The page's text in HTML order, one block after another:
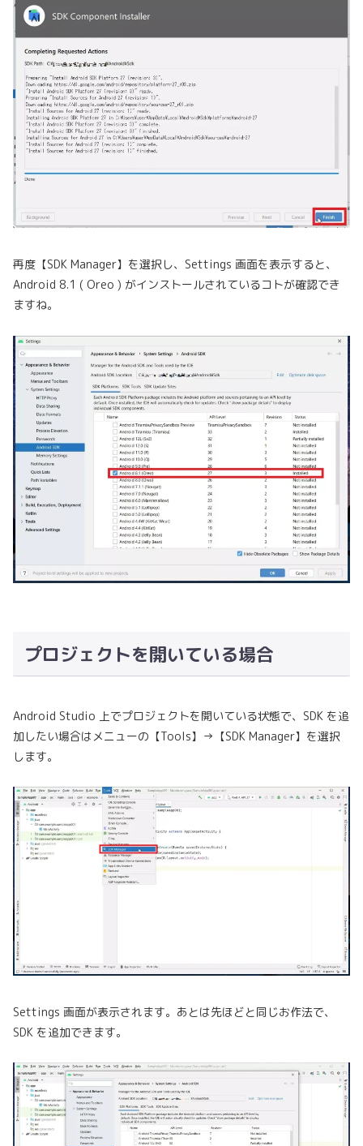
再度【SDK Manager】を選択し、Settings 画面を表示すると、
Android 8.1 ( Oreo ) がインストールされているコトが確認でき
ますね。
プロジェクトを開いている場合
Android Studio 上でプロジェクトを開いている状態で、SDK を追
加したい場合はメニューの【Tools】→【SDK Manager】を選択
します。
Settings 画面が表示されます。あとは先ほどと同じお作法で、
SDK を追加できます。